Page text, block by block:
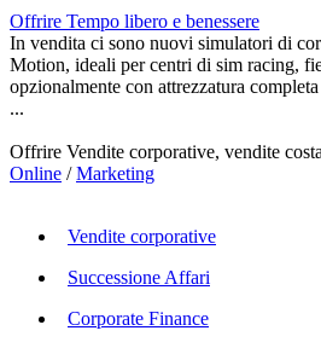
Offrire Tempo libero e benessere
In vendita ci sono nuovi simulatori di
Motion, ideali per centri di sim racing,
opzionalmente con attrezzatura
...
Offrire Vendite corporative, vendite
Online /Marketing
Vendite corporative
Successione Affari
Corporate Finance